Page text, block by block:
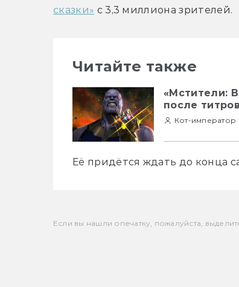
сказки» с 3,3 миллиона зрителей.
Читайте также
«Мстители:
после
Кот-император
Её придётся ждать до конца
Если вы нашли опечатку, пожалуйста,